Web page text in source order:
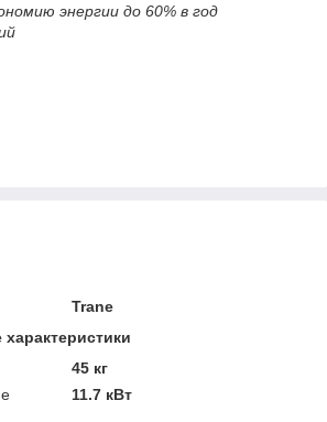
энергии до 60% в год
Trane
45 кг
11.7 кВт